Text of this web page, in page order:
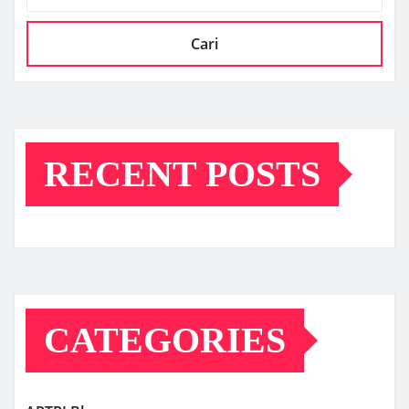
Cari
RECENT POSTS
CATEGORIES